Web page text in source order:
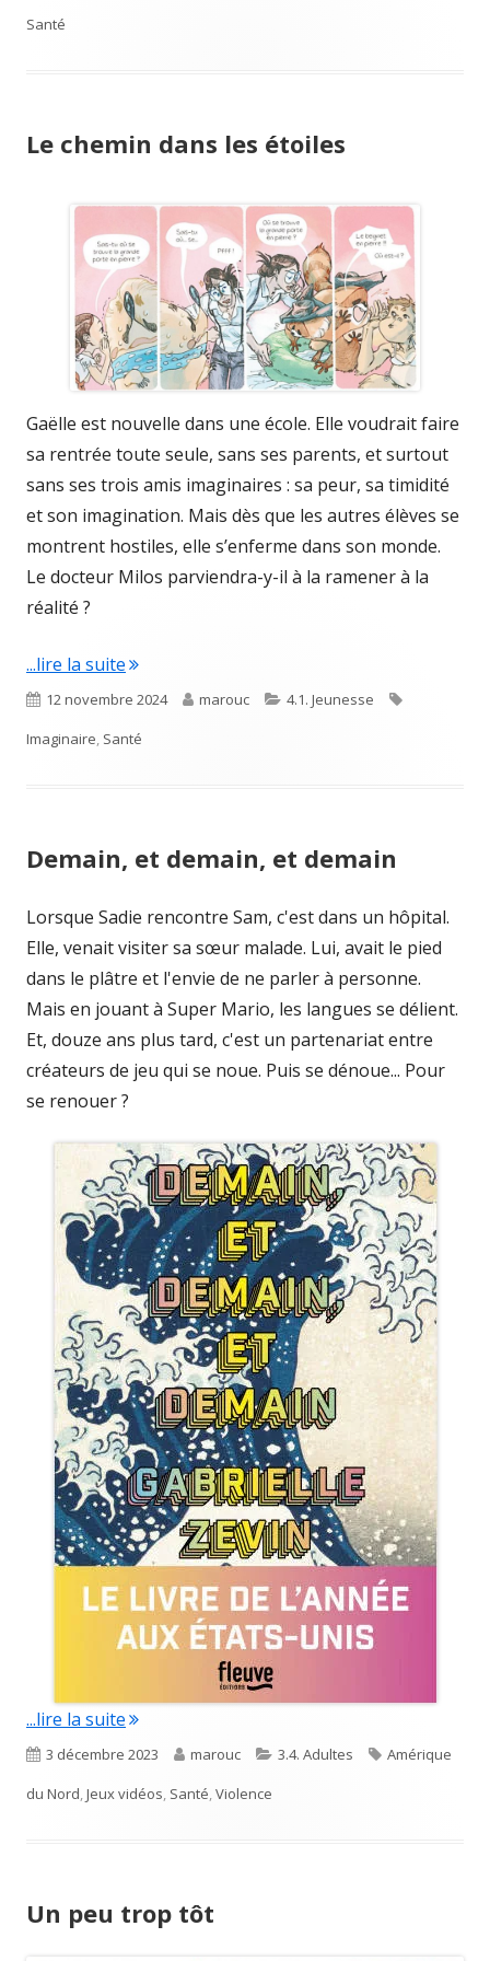
on
Santé
Le chemin dans les étoiles
Gaëlle est nouvelle dans une école. Elle voudrait faire
sa rentrée toute seule, sans ses parents, et surtout
sans ses trois amis imaginaires : sa peur, sa timidité
et son imagination. Mais dès que les autres élèves se
montrent hostiles, elle s’enferme dans son monde.
Le docteur Milos parviendra-y-il à la ramener à la
réalité ?
...lire la suite"Le chemin dans les étoiles"
Published
on
12 novembre 2024 Author
marouc Categories
4.1. Jeunesse
Imaginaire, Santé
Demain, et demain, et demain
Lorsque Sadie rencontre Sam, c'est dans un hôpital.
Elle, venait visiter sa sœur malade. Lui, avait le pied
dans le plâtre et l'envie de ne parler à personne.
Mais en jouant à Super Mario, les langues se délient.
Et, douze ans plus tard, c'est un partenariat entre
créateurs de jeu qui se noue. Puis se dénoue... Pour
se renouer ?
...lire la suite"Demain, et demain, et demain"
Published
on
3 décembre 2023 Author
marouc Categories
3.4. Adultes Tags
Amérique
du Nord,Jeux vidéos, Santé,Violence
Un peu trop tôt